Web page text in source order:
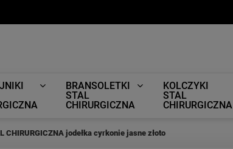
BRANSOLETKI
STAL
CHIRURGICZNA
KOLCZYKI
STAL
CHIRURGICZNA
CHIRURGICZNA jodełka cyrkonie jasne złoto